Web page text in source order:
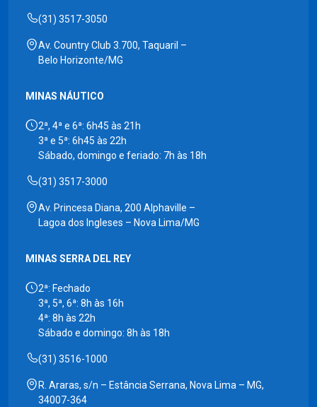
(31) 3517-3050
Av. Country Club 3.700, Taquaril –
Belo Horizonte/MG
MINAS NÁUTICO
2ª, 4ª e 6ª: 6h45 às 21h
3ª e 5ª: 6h45 às 22h
Sábado, domingo e feriado: 7h às 18h
(31) 3517-3000
Av. Princesa Diana, 200 Alphaville –
Lagoa dos Ingleses – Nova Lima/MG
MINAS SERRA DEL REY
2ª: Fechado
3ª, 5ª, 6ª: 8h às 16h
4ª: 8h às 22h
Sábado e domingo: 8h às 18h
(31) 3516-1000
R. Araras, s/n – Estância Serrana, Nova Lima – MG,
34007-364